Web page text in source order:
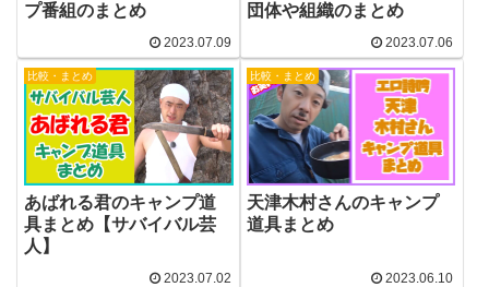
プ番組のまとめ
2023.07.09
団体や組織のまとめ
2023.07.06
比較・まとめ
あばれる君のキャンプ道
具まとめ【サバイバル芸
人】
2023.07.02
比較・まとめ
天津木村さんのキャンプ
道具まとめ
2023.06.10